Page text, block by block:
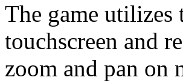
The game utilizes
touchscreen and
zoom and pan on